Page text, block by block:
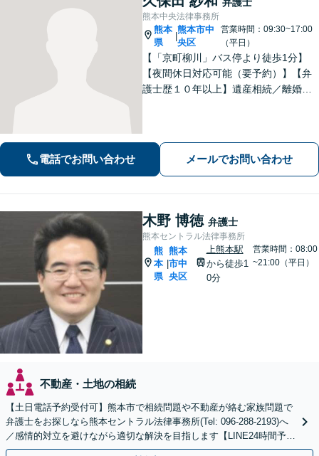
熊本中央法律事務所
熊本
県
熊本市中
央区
営業時間：09:30~17:00
（平日）
【「京町柳川」バス停より徒歩1分】
【夜間休日対応可能（要予約）】【弁
護士歴１０年以上】遺産相続／離婚・
す。お気軽にご相談ください。
電話でお問い合わせ メールでお問い合わせ
木野 博徳 弁護士
熊本セントラル法律事務所
熊
本
県
|
熊本
市中
央区
上熊本駅
から徒歩1
0分
営業時間：08:00
~21:00（平日）
不動産・土地の相続
【土日電話予約受付可】熊本市で相続問題や不動産が絡む家族問題で
弁護士をお探しなら熊本セントラル法律事務所(Tel: 096-288-2193)へ
／感情的対立を避けながら適切な解決を目指します【LINE24時間予約
受付可】【休日・夜間相談可】